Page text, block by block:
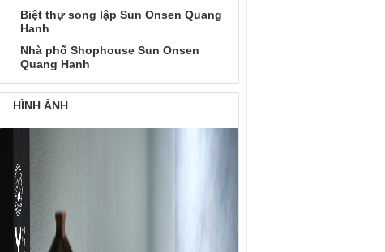
Biệt thự song lập Sun Onsen Quang
Hanh
Nhà phố Shophouse Sun Onsen
Quang Hanh
HÌNH ẢNH